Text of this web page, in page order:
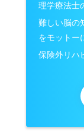
理学療法士
難しい脳の
をモットー
保険外リハ